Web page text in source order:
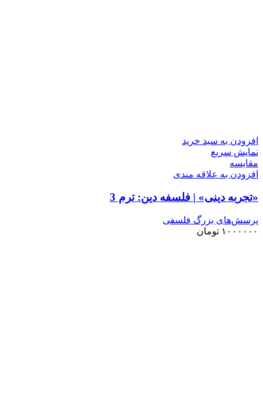
افزودن به سبد خرید
نمایش سریع
مقايسه
افزودن به علاقه مندی
«تجربه دینی» | فلسفه دین: ترم 3
پرسش‌های بزرگ فلسفی
۱۰۰۰۰۰۰ تومان